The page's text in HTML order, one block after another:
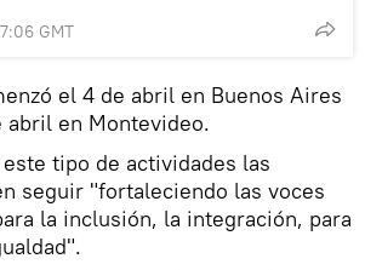
GMT
el 4 de abril en Buenos Aires
en Montevideo.
tipo de actividades las
seguir "fortaleciendo las voces
la inclusión, la integración, para